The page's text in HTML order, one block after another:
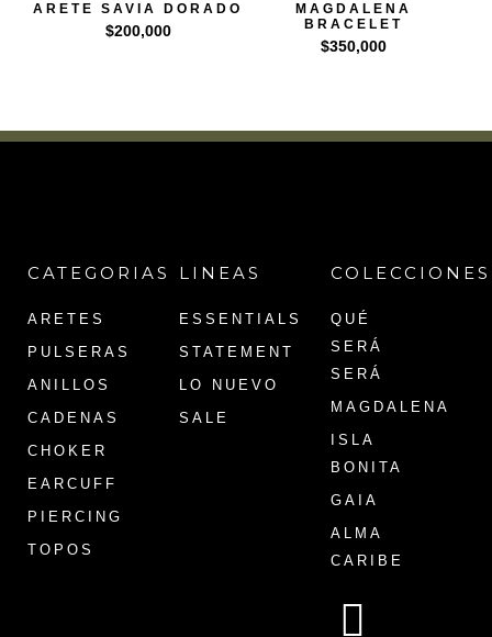
ARETE SAVIA DORADO
$200,000
MAGDALENA
BRACELET
$350,000
CATEGORIAS
ARETES
PULSERAS
ANILLOS
CADENAS
CHOKER
EARCUFF
PIERCING
TOPOS
LINEAS
ESSENTIALS
STATEMENT
LO NUEVO
SALE
COLECCIONES
QUÉ
SERÁ
SERÁ
MAGDALENA
ISLA
BONITA
GAIA
ALMA
CARIBE